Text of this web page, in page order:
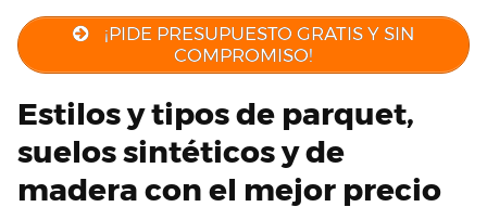
¡PIDE PRESUPUESTO GRATIS Y SIN
COMPROMISO!
Estilos y tipos de parquet,
suelos sintéticos y de
madera con el mejor precio